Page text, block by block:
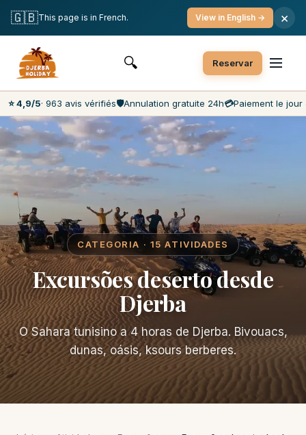
Cancelamento gratuito
Pagamento no dia
Preços mais baixos do mercado
Atendimento ao cliente 7dias/7
🔍 Reservar
⭐ 4,9/5· 963 avis vérifiés🛡️Annulation gratuite 24h💳Paiement le jour
CATEGORIA · 15 ATIVIDADES
Excursões deserto desde
Djerba
O Sahara tunisino a 4 horas de Djerba. Bivouacs,
dunas, oásis, ksours berberes.
🇬🇧This page is in French. View in English → ×